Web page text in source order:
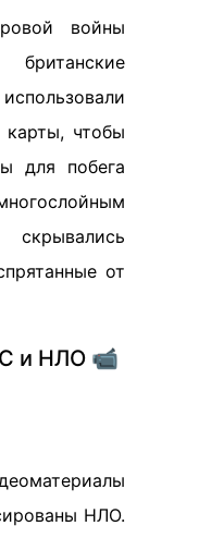
войны
карты, чтобы
для побега
от
и НЛО 📹
НЛО.